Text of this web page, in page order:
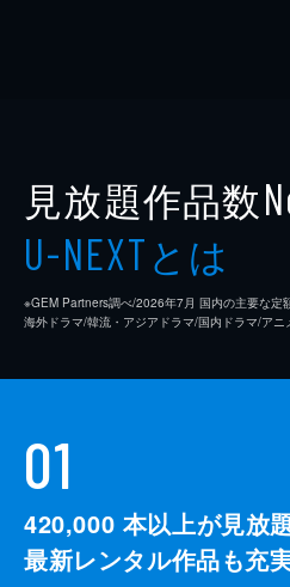
見放題作品数
U-NEXTとは
※GEM Partners調べ/2026年7⽉ 国内の主要な定
海外ドラマ/韓流・アジアドラマ/国内ドラマ/アニ
01
420,000 本以上が見放
最新レンタル作品も充実